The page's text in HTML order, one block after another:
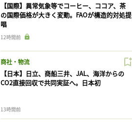
【国際】異常気象等でコーヒー、ココア、茶
の国際価格が大きく変動。FAOが構造的対処提
唱
12時間前
商社・物流
【日本】日立、商船三井、JAL、海洋からの
CO2直接回収で共同実証へ。日本初
13時間前